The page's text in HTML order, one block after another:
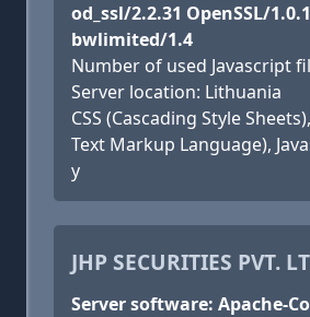
od_ssl/2.2.31 OpenSSL/
bwlimited/1.4
Number of used Javascript
Server location: Lithuania
CSS (Cascading Style
Text Markup Language),
y
JHP SECURITIES PVT.
Server software: Apache-